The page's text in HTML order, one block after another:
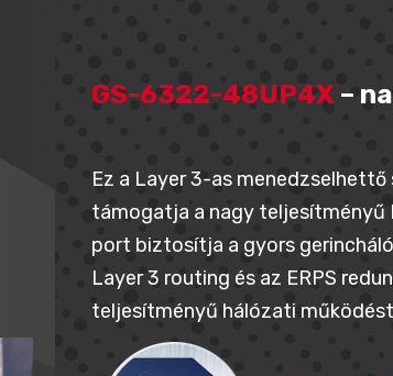
GS-6322-48UP4X–
Ez a Layer 3-as
támogatja a nagy teljesítményű
port biztosítja a gyors
Layer 3 routing és az ERPS
teljesítményű hálózati